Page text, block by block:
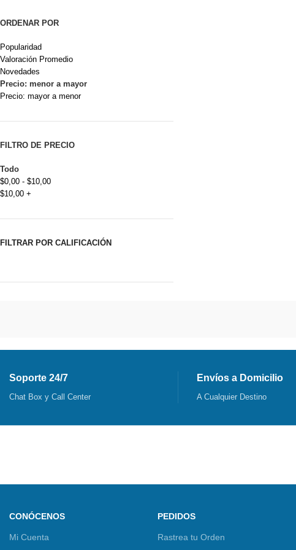
ORDENAR POR
Popularidad
Valoración Promedio
Novedades
Precio: menor a mayor
Precio: mayor a menor
FILTRO DE PRECIO
Todo
$0,00 - $10,00
$10,00 +
FILTRAR POR CALIFICACIÓN
Soporte 24/7
Chat Box y Call Center
Envíos a Domicilio
A Cualquier Destino
CONÓCENOS
Mi Cuenta
PEDIDOS
Rastrea tu Orden